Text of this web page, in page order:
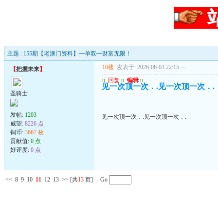
主题 : 155期【老澳门资料】━单双━财富无限！
【把握未来】
圣骑士
发帖: 1203
威望: 8226 点
铜币: 3667 枚
贡献值: 0 点
好评度: 0 点
10楼 发表于: 2026-06-03 22:15 ---
u 回复 u 编辑 u
见一次顶一次．.见一次顶一次．.
见一次顶一次．.见一次顶一次．.
<< 8 9 10 11 12 13 >> [共13 页] Go